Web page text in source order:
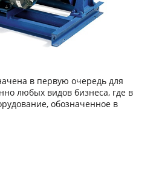
в первую очередь для
любых видов бизнеса, где в
обозначенное в